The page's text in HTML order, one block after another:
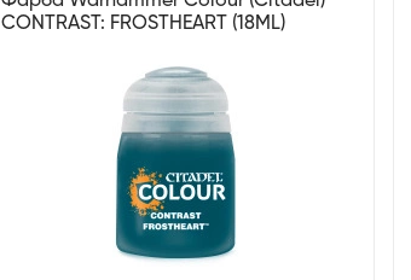
CONTRAST: FROSTHEART (18ML)